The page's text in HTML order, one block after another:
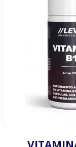
proteínas e gorduras)
Saúde Mental e
serotonina e dopamina,
Gestação: Crucial para
Fontes e Suplementação:
A B12 é encontrada
carnes, fígado, peixes,
necessária para
de absorção (como
causar fadiga, tontura e